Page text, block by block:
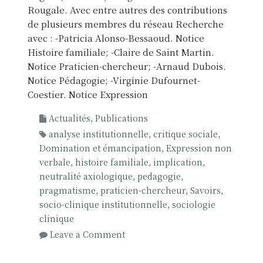
Rougale. Avec entre autres des contributions
de plusieurs membres du réseau Recherche
avec : -Patricia Alonso-Bessaoud. Notice
Histoire familiale; -Claire de Saint Martin.
Notice Praticien-chercheur; -Arnaud Dubois.
Notice Pédagogie; -Virginie Dufournet-
Coestier. Notice Expression
Actualités, Publications
analyse institutionnelle, critique sociale,
Domination et émancipation, Expression non
verbale, histoire familiale, implication,
neutralité axiologique, pedagogie,
pragmatisme, praticien-chercheur, Savoirs,
socio-clinique institutionnelle, sociologie
clinique
Leave a Commento